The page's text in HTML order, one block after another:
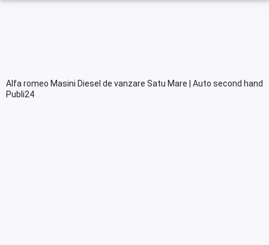
Alfa romeo Masini Diesel de vanzare Satu Mare | Auto second hand
Publi24